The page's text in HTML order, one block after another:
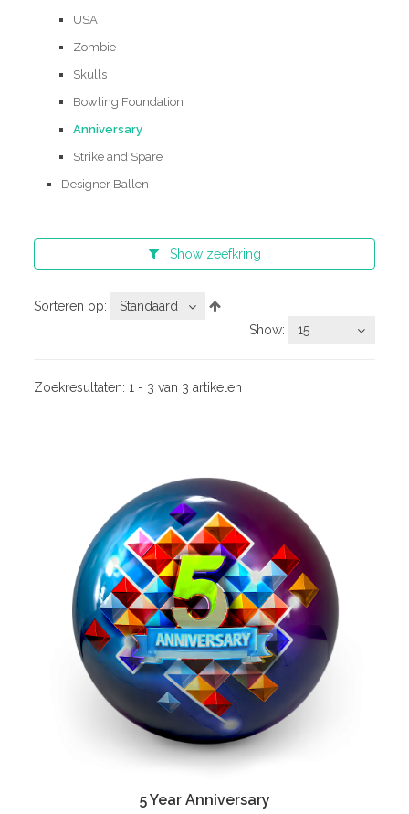
USA
Zombie
Skulls
Bowling Foundation
Anniversary
Strike and Spare
Designer Ballen
Show zeefkring
Sorteren op:
Standaard
Show:
15
Zoekresultaten:1 - 3 van 3 artikelen
5 Year Anniversary